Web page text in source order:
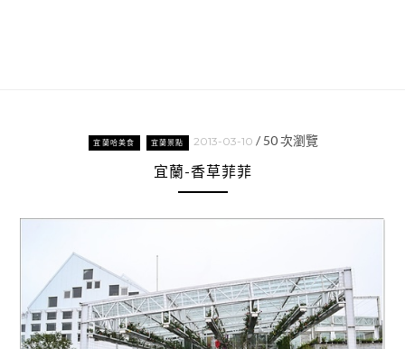
宜蘭哈美食 宜蘭景點 2013-03-10 / 50次瀏覽
宜蘭-香草菲菲